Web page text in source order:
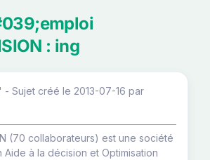
: ing
- Sujet créé le 2013-07-16 par
(70 collaborateurs) est une société
Aide à la décision et Optimisation